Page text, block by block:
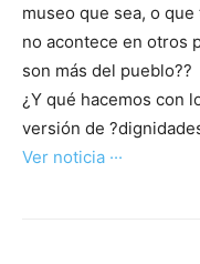
museo que sea, o
no acontece en otros
son más del pueblo??
¿Y qué hacemos con
versión de
Ver noticia ···